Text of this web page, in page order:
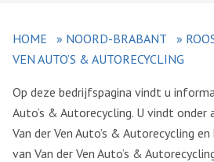
HOME » NOORD-BRABANT »
VEN AUTO’S & AUTORECYCLING
Op deze bedrijfspagina vindt u
Auto’s & Autorecycling. U vindt onder
Van der Ven Auto’s & Autorecycling
van Van der Ven Auto’s &